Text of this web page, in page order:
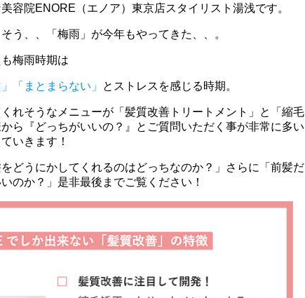
容院ENORE（エノア）東京店スタイリスト湯浅です。
う、、「梅雨」が今年もやってきた、、。
梅雨時期は
「まとまらない」 とストレスを感じる時期。
れそうなメニューが「髪質改善トリートメント」と「縮毛
ら『どっちがいいの？』とご質問いただく事が非常に多い
いきます！
どうにかしてくれるのはどっちなのか？」さらに「前髪だ
のか？」是非最後までご覧ください！